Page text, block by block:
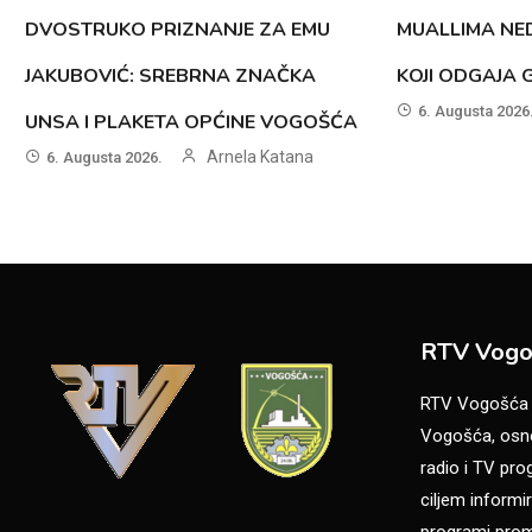
DVOSTRUKO PRIZNANJE ZA EMU
JAKUBOVIĆ: SREBRNA ZNAČKA
UNSA I PLAKETA OPĆINE VOGOŠĆA
6. Augusta 2026. Arnela Katana
MUALLIMA
KOJI ODGAJA
6. Augusta 2026.
RTV
RTV
Vogošća,
radio i TV
ciljem